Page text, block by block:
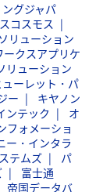
グジャパ
コスモス
リューション
ークスアプリケ
リューション
ューレット・パ
ー
キヤノン
ンテック
オ
フォメーショ
ー・インタラ
テムズ
パ
富士通
帝国データバ